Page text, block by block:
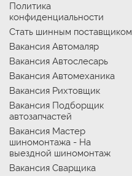
Политика
конфиденциальности
Стать шинным поставщиком
Вакансия Автомаляр
Вакансия Автослесарь
Вакансия Автомеханика
Вакансия Рихтовщик
Вакансия Подборщик
автозапчастей
Вакансия Мастер
шиномонтажа - На
выездной шиномонтаж
Вакансия Сварщика